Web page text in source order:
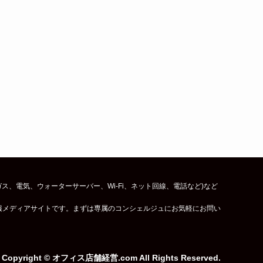
、電気、ウォーターサーバー、Wi-Fi、ネット回線、電話など)など
ディアサイトです。まずは専属のコンシェルジュにお気軽にお問い
Copyright © オフィス店舗経営.com All Rights Reserved.